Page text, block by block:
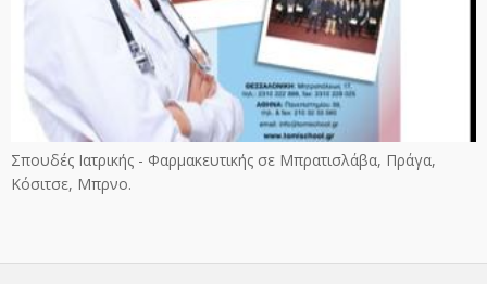
Σπουδές Ιατρικής - Φαρμακευτικής σε Μπρατισλάβα, Πράγα,
Κόσιτσε, Μπρνο.